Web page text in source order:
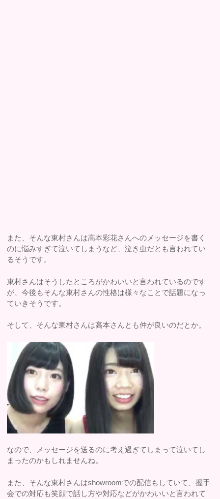
また、そんな東村さんは高本彩花さんへのメッセージを書く
のに悩みすぎて泣いてしまうなど、泣き虫だとも言われてい
るそうです。
東村さんはそうしたところがかわいいと言われているのです
が、今後もそんな東村さんの性格は様々なことで話題になっ
ていきそうです。
そして、そんな東村さんは高本さんとも仲が良いのだとか。
なので、メッセージを送るのに考え過ぎてしまって泣いてし
まったのかもしれませんね。
また、そんな東村さんはshowroomでの配信もしていて、握手
会での対応も笑顔で話し方や対応などがかわいいと言われて